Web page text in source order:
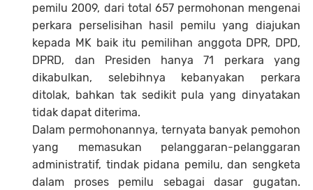
pemilu 2009, dari total 657 permohonan mengenai
perkara perselisihan hasil pemilu yang diajukan
kepada MK baik itu pemilihan anggota DPR, DPD,
DPRD, dan Presiden hanya 71 perkara yang
dikabulkan, selebihnya kebanyakan perkara
ditolak, bahkan tak sedikit pula yang dinyatakan
tidak dapat diterima.
Dalam permohonannya, ternyata banyak pemohon
yang memasukan pelanggaran-pelanggaran
administratif, tindak pidana pemilu, dan sengketa
dalam proses pemilu sebagai dasar gugatan.